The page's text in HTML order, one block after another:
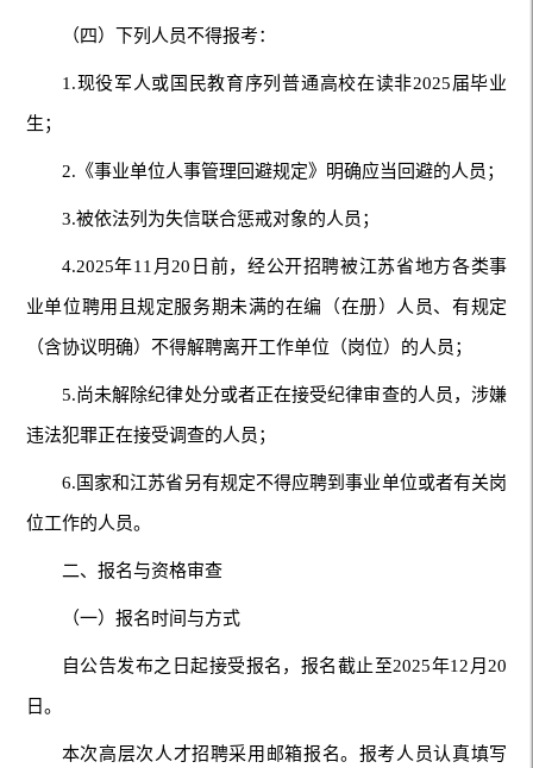
（四）下列人员不得报考：
1.现役军人或国民教育序列普通高校在读非2025届毕业
生；
2.《事业单位人事管理回避规定》明确应当回避的人员；
3.被依法列为失信联合惩戒对象的人员；
4.2025年11月20日前，经公开招聘被江苏省地方各类事
业单位聘用且规定服务期未满的在编（在册）人员、有规定
（含协议明确）不得解聘离开工作单位（岗位）的人员；
5.尚未解除纪律处分或者正在接受纪律审查的人员，涉嫌
违法犯罪正在接受调查的人员；
6.国家和江苏省另有规定不得应聘到事业单位或者有关岗
位工作的人员。
二、报名与资格审查
（一）报名时间与方式
自公告发布之日起接受报名，报名截止至2025年12月20
日。
本次高层次人才招聘采用邮箱报名。报考人员认真填写